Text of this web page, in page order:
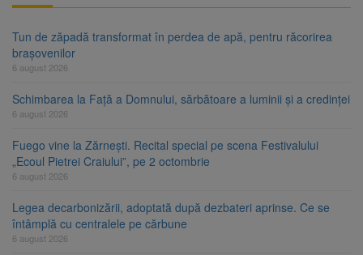
Tun de zăpadă transformat în perdea de apă, pentru răcorirea
brașovenilor
6 august 2026
Schimbarea la Față a Domnului, sărbătoare a luminii și a credinței
6 august 2026
Fuego vine la Zărnești. Recital special pe scena Festivalului
„Ecoul Pietrei Craiului”, pe 2 octombrie
6 august 2026
Legea decarbonizării, adoptată după dezbateri aprinse. Ce se
întâmplă cu centralele pe cărbune
6 august 2026